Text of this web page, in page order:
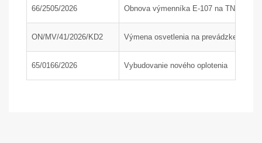
66/2505/2026 Obnova výmenníka E-107 na TN1, časť
ON/MV/41/2026/KD2 Výmena osvetlenia na prevádzke KD2
65/0166/2026 Vybudovanie nového oplotenia